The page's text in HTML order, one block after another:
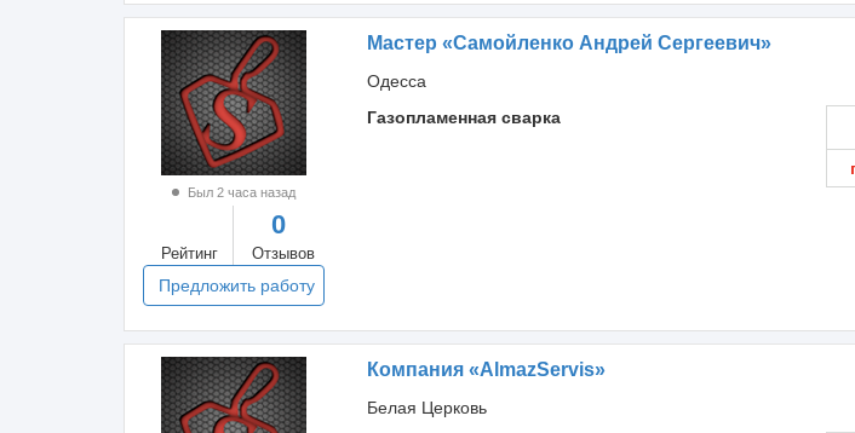
Был 2 часа назад
Рейтинг
0
Отзывов
Предложить работу
Мастер «Самойленко Андрей Сергеевич»
Одесса
Газопламенная сварка
Компания «AlmazServis»
Белая Церковь